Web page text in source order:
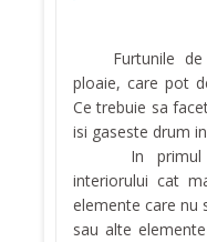
Furtunile de
ploaie, care pot
Ce trebuie sa
isi gaseste drum
In primul
interiorului cat
elemente care nu
sau alte